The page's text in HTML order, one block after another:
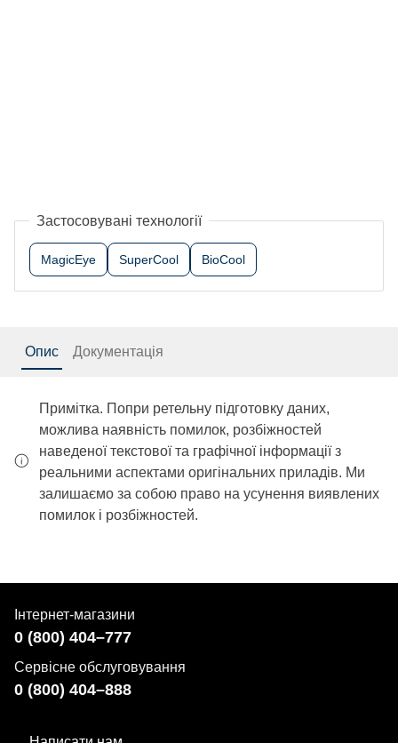
Застосовувані технології
MagicEye SuperCool BioCool
Опис Документація
Примітка. Попри ретельну підготовку даних,
можлива наявність помилок, розбіжностей
наведеної текстової та графічної інформації з
реальними аспектами оригінальних приладів. Ми
залишаємо за собою право на усунення виявлених
помилок і розбіжностей.
Інтернет-магазини
0 (800) 404–777
Сервісне обслуговування
0 (800) 404–888